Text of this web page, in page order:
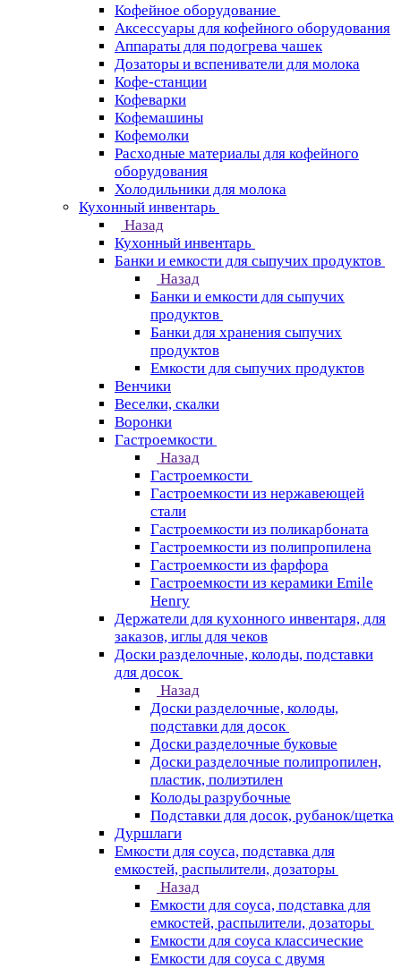
Кофейное оборудование
Аксессуары для кофейного оборудования
Аппараты для подогрева чашек
Дозаторы и вспениватели для молока
Кофе-станции
Кофеварки
Кофемашины
Кофемолки
Расходные материалы для кофейного
оборудования
Холодильники для молока
Кухонный инвентарь
Назад
Кухонный инвентарь
Банки и емкости для сыпучих продуктов
Назад
Банки и емкости для сыпучих
продуктов
Банки для хранения сыпучих
продуктов
Емкости для сыпучих продуктов
Венчики
Веселки, скалки
Воронки
Гастроемкости
Назад
Гастроемкости
Гастроемкости из нержавеющей
стали
Гастроемкости из поликарбоната
Гастроемкости из полипропилена
Гастроемкости из фарфора
Гастроемкости из керамики Emile
Henry
Держатели для кухонного инвентаря, для
заказов, иглы для чеков
Доски разделочные, колоды, подставки
для досок
Назад
Доски разделочные, колоды,
подставки для досок
Доски разделочные буковые
Доски разделочные полипропилен,
пластик, полиэтилен
Колоды разрубочные
Подставки для досок, рубанок/щетка
Дуршлаги
Емкости для соуса, подставка для
емкостей, распылители, дозаторы
Назад
Емкости для соуса, подставка для
емкостей, распылители, дозаторы
Емкости для соуса классические
Емкости для соуса с двумя